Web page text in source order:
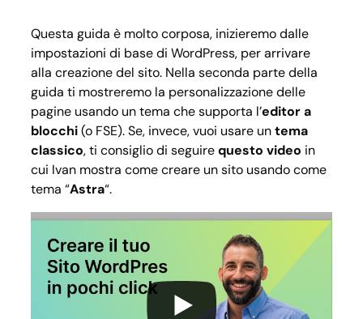
Questa guida è molto corposa, inizieremo dalle
impostazioni di base di WordPress, per arrivare
alla creazione del sito. Nella seconda parte della
guida ti mostreremo la personalizzazione delle
pagine usando un tema che supporta l’editor a
blocchi(o FSE). Se, invece, vuoi usare untema
classico, ti consiglio di seguirequesto video in
cui Ivan mostra come creare un sito usando come
tema “Astra“.